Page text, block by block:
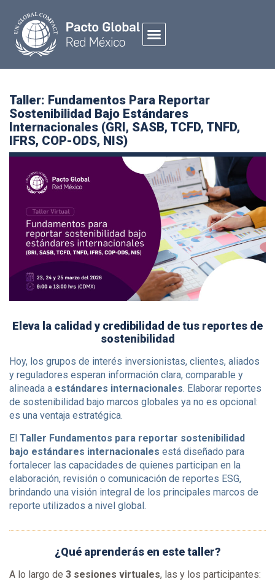
Taller: Fundamentos Para Reportar
Sostenibilidad Bajo Estándares
Internacionales (GRI, SASB, TCFD, TNFD,
IFRS, COP-ODS, NIS)
Eleva la calidad y credibilidad de tus reportes de
sostenibilidad
Hoy, los grupos de interés inversionistas, clientes, aliados
y reguladores esperan información clara, comparable y
alineada a estándares internacionales. Elaborar reportes
de sostenibilidad bajo marcos globales ya no es opcional:
es una ventaja estratégica.
El Taller Fundamentos para reportar sostenibilidad
bajo estándares internacionales está diseñado para
fortalecer las capacidades de quienes participan en la
elaboración, revisión o comunicación de reportes ESG,
brindando una visión integral de los principales marcos de
reporte utilizados a nivel global.
¿Qué aprenderás en este taller?
A lo largo de 3 sesiones virtuales, las y los participantes: